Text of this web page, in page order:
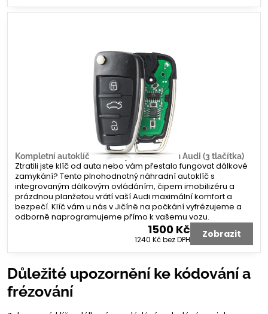
Kompletní autoklíč s dálkovým ovládáním Audi (3 tlačítka)
Ztratili jste klíč od auta nebo vám přestalo fungovat dálkové
zamykání? Tento plnohodnotný náhradní autoklíč s
integrovaným dálkovým ovládáním, čipem imobilizéru a
prázdnou planžetou vrátí vaší Audi maximální komfort a
bezpečí. Klíč vám u nás v Jičíně na počkání vyfrézujeme a
odborně naprogramujeme přímo k vašemu vozu.
1500 Kč
1240 Kčbez DPH Zobrazit
Důležité upozornění ke kódování a
frézování